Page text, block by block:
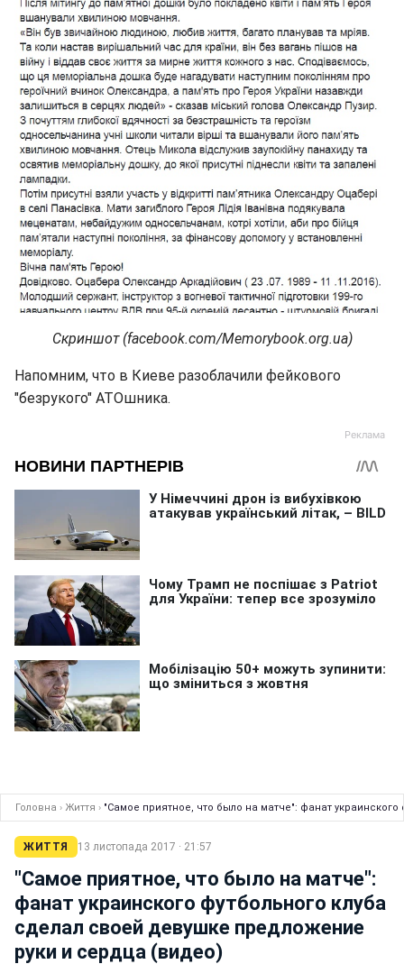
Скриншот (facebook.com/Memorybook.org.ua)
Напомним, что в Киеве разоблачили фейкового
"безрукого" АТОшника.
Головна › Життя › "Самое приятное, что было на матче": фанат
ЖИТТЯ 13 листопада 2017 · 21:57
"Самое приятное, что было на матче":
фанат украинского футбольного клуба
сделал своей девушке предложение
руки и сердца (видео)